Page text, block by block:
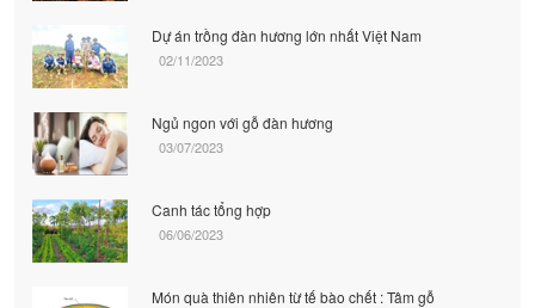
Dự án trồng đàn hương lớn nhất Việt Nam
02/11/2023
Ngủ ngon với gỗ đàn hương
03/07/2023
Canh tác tổng hợp
06/06/2023
Món quà thiên nhiên từ tế bào chết : Tâm gỗ